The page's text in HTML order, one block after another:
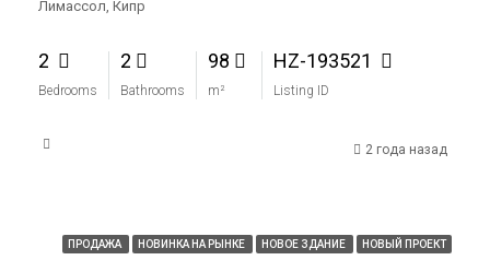
Лимассол, Кипр
2
Bedrooms
2
Bathrooms
98
m²
HZ-193521
Listing ID
2 года назад
ПРОДАЖА НОВИНКА НА РЫНКЕ НОВОЕ ЗДАНИЕ НОВЫЙ ПРОЕКТ